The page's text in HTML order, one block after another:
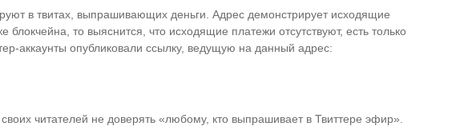
в твитах, выпрашивающих деньги. Адрес демонстрирует исходящие
то выяснится, что исходящие платежи отсутствуют, есть только
аккаунты опубликовали ссылку, ведущую на данный адрес:
читателей не доверять «любому, кто выпрашивает в Твиттере эфир».